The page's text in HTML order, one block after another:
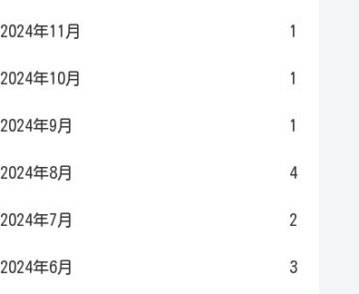
2024年11月 1
2024年10月 1
2024年9月 1
2024年8月 4
2024年7月 2
2024年6月 3